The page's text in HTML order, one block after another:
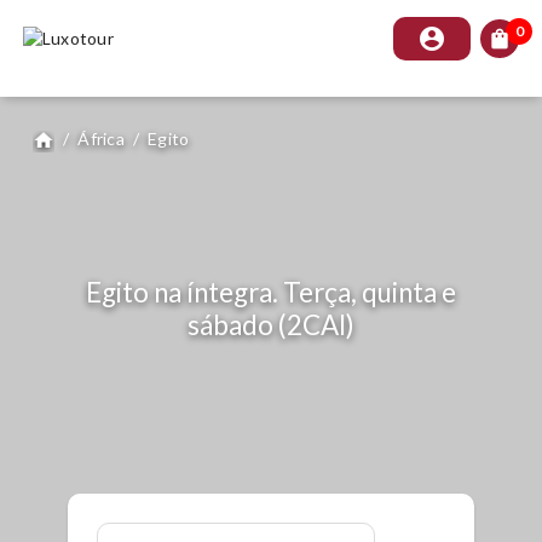
account_circle shopping_bag 0
home / África / Egito
Egito na íntegra. Terça, quinta e
sábado (2CAI)